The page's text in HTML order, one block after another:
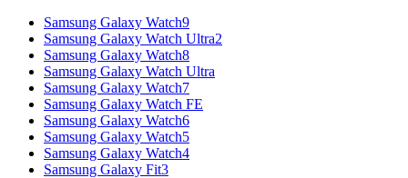
Samsung Galaxy Watch9
Samsung Galaxy Watch Ultra2
Samsung Galaxy Watch8
Samsung Galaxy Watch Ultra
Samsung Galaxy Watch7
Samsung Galaxy Watch FE
Samsung Galaxy Watch6
Samsung Galaxy Watch5
Samsung Galaxy Watch4
Samsung Galaxy Fit3